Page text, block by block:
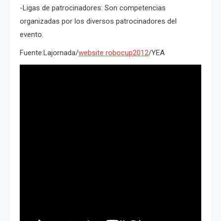
-Ligas de patrocinadores: Son competencias
organizadas por los diversos patrocinadores del
evento.
Fuente:Lajornada/website robocup2012/YEA